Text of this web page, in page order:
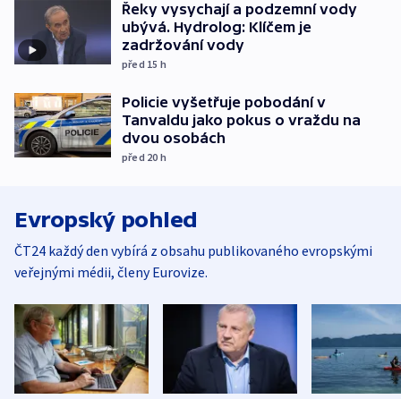
Řeky vysychají a podzemní vody
ubývá. Hydrolog: Klíčem je
zadržování vody
před 15 h
Policie vyšetřuje pobodání v
Tanvaldu jako pokus o vraždu na
dvou osobách
před 20 h
Evropský pohled
ČT24 každý den vybírá z obsahu publikovaného evropskými
veřejnými médii, členy Eurovize.